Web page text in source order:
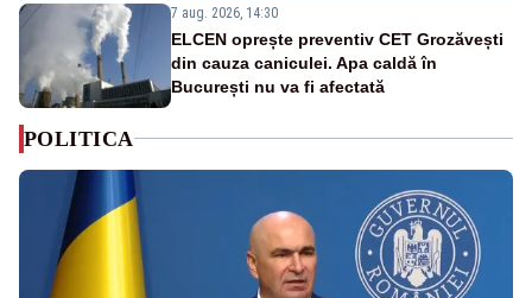
7 aug. 2026, 14:30
ELCEN oprește preventiv CET Grozăvești
din cauza caniculei. Apa caldă în
București nu va fi afectată
POLITICA